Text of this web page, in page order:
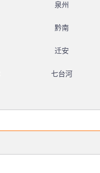
泉州
黔南
迁安
七台河